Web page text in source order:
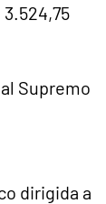
Supremo
dirigida a